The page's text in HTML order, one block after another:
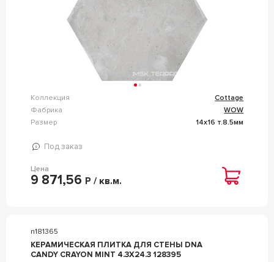
Коллекция
Cottage
Фабрика
WOW
Размер
14x16 т.8.5мм
Под заказ
Цена
9 871,56 Р / кв.м.
n181365
КЕРАМИЧЕСКАЯ ПЛИТКА ДЛЯ СТЕНЫ DNA
CANDY CRAYON MINT 4.3X24.3 128395